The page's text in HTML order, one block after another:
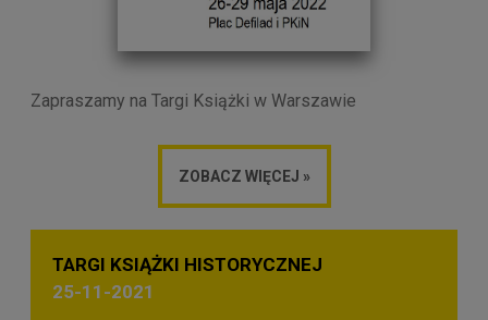
Zapraszamy na Targi Książki w Warszawie
ZOBACZ WIĘCEJ »
TARGI KSIĄŻKI HISTORYCZNEJ
25-11-2021